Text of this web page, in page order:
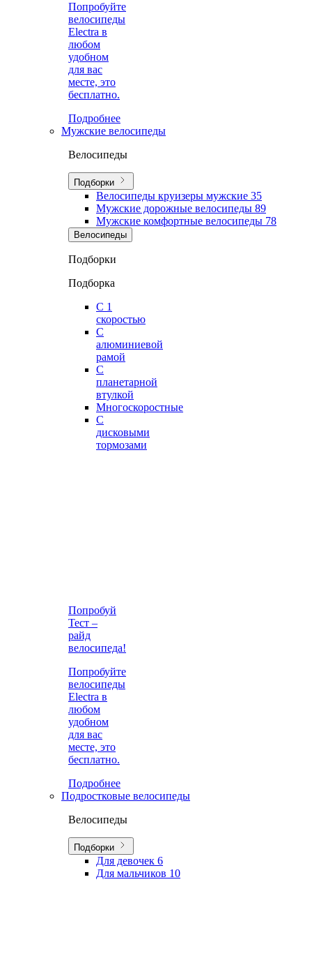
Попробуйте
велосипеды
Electra в
любом
удобном
для вас
месте, это
бесплатно.
Подробнее
Мужские велосипеды
Велосипеды
Подборки
Велосипеды круизеры мужские 35
Мужские дорожные велосипеды 89
Мужские комфортные велосипеды 78
Велосипеды
Подборки
Подборка
С 1
скоростью
С
алюминиевой
рамой
С
планетарной
втулкой
Многоскоростные
С
дисковыми
тормозами
Попробуй
Тест –
райд
велосипеда!
Попробуйте
велосипеды
Electra в
любом
удобном
для вас
месте, это
бесплатно.
Подробнее
Подростковые велосипеды
Велосипеды
Подборки
Для девочек 6
Для мальчиков 10